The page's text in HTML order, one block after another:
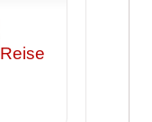
Reise